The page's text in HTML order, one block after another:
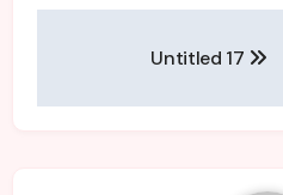
Untitled 17